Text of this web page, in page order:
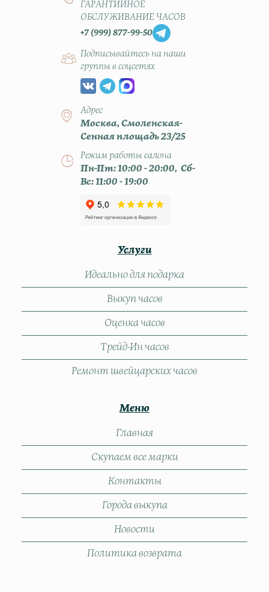
ГАРАНТИЙНОЕ
ОБСЛУЖИВАНИЕ ЧАСОВ
+7 (999) 877-99-50
Подписывайтесь на наши
группы в соцсетях
Адрес
Москва, Смоленская-
Сенная площадь 23/25
Режим работы салона
Пн-Пт: 10:00 - 20:00, Сб-
Вс: 11:00 - 19:00
Услуги
Идеально для подарка
Выкуп часов
Оценка часов
Трейд-Ин часов
Ремонт швейцарских часов
Меню
Главная
Скупаем все марки
Контакты
Города выкупа
Новости
Политика возврата